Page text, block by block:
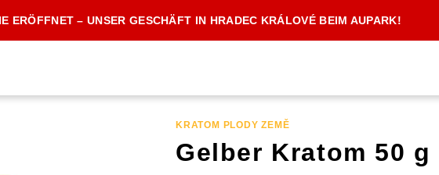
ERÖFFNET – UNSER GESCHÄFT IN HRADEC KRÁLOVÉ BEIM AUPARK!
KRATOM PLODY ZEMĚ
Gelber Kratom 50 g